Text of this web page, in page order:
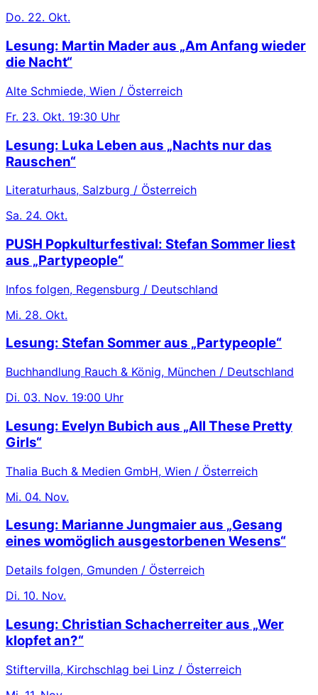
Do. 22. Okt.
Lesung: Martin Mader aus „Am Anfang wieder
die Nacht“
Alte Schmiede, Wien / Österreich
Fr. 23. Okt. 19:30 Uhr
Lesung: Luka Leben aus „Nachts nur das
Rauschen“
Literaturhaus, Salzburg / Österreich
Sa. 24. Okt.
PUSH Popkulturfestival: Stefan Sommer liest
aus „Partypeople“
Infos folgen, Regensburg / Deutschland
Mi. 28. Okt.
Lesung: Stefan Sommer aus „Partypeople“
Buchhandlung Rauch & König, München / Deutschland
Di. 03. Nov. 19:00 Uhr
Lesung: Evelyn Bubich aus „All These Pretty
Girls“
Thalia Buch & Medien GmbH, Wien / Österreich
Mi. 04. Nov.
Lesung: Marianne Jungmaier aus „Gesang
eines womöglich ausgestorbenen Wesens“
Details folgen, Gmunden / Österreich
Di. 10. Nov.
Lesung: Christian Schacherreiter aus „Wer
klopfet an?“
Stiftervilla, Kirchschlag bei Linz / Österreich